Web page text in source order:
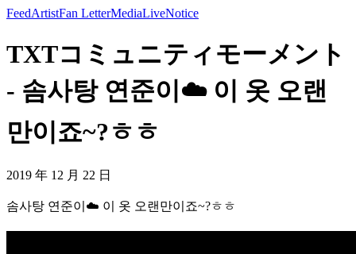
FeedArtistFan LetterMediaLiveNotice
TXTコミュニティモーメント
- 솜사탕 연준이☁️ 이 옷 오랜
만이죠~?ㅎㅎ
2019 年 12 月 22 日
솜사탕 연준이☁️ 이 옷 오랜만이죠~?ㅎㅎ